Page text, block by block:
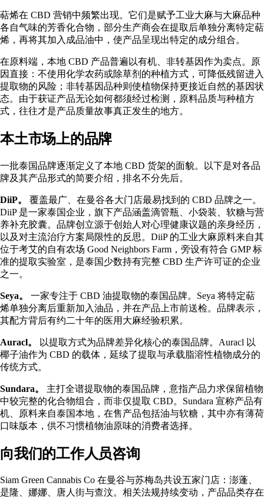
萜烯在 CBD 营销中频繁出现。它们是赋予工业大麻与大麻品种
各自气味的芳香化合物，部分生产商会在提取后单独分离特定萜
烯，再将其加入成品油中，使产品呈现出特定的成分组合。
在原料端，本地 CBD 产品普遍以有机、非转基因作为卖点。原
因直接：不使用化学农药或除草剂的种植方式，可降低残留进入
提取物的风险；非转基因品种则使植物保持更接近自然的基因状
态。由于获证产品无论如何都须经过检测，原料品质与种植方
式，往往才是产品质量故事真正发生的地方。
本土市场上的品牌
一批泰国品牌逐渐定义了本地 CBD 货架的面貌。以下是对各品
牌及其产品形式的简要介绍，排名不分先后。
DiiP。
覆盖最广、在曼谷各大门店最易找到的 CBD 品牌之一。
DiiP 是一家泰国企业，旗下产品涵盖滴管瓶、小袋装、软糖与营
养补充胶囊。品牌创立源于创始人对心理健康议题的亲身经历，
以及对主流治疗方案局限性的反思。DiiP 的工业大麻原料来自其
位于考艾的自有农场 Good Neighbors Farm，旁设有符合 GMP 标
准的提取实验室，是泰国少数持有完整 CBD 生产许可证的企业
之一。
Seya。
一家专注于 CBD 油提取物的泰国品牌。Seya 将特定萜
烯单独分离后重新加入油品，并在产品上市前送检。品牌表示，
其配方背后有约二十年的医用大麻经验积累。
Auracl。
以提取方式为品牌差异化核心的泰国品牌。Auracl 以
椰子油作为 CBD 的载体，延续了提取与承载脂溶性植物成分的
传统方式。
Sundara。
主打全谱提取物的泰国品牌，意指产品力求保留植物
中较完整的化合物组合，而非仅提取 CBD。Sundara 宣称产品有
机、原料来自泰国本地，在售产品包括油与软糖，其中亦有薄荷
口味版本，供不习惯植物油原味的消费者选择。
向我们的工作人员咨询
Siam Green Cannabis Co 在曼谷与苏梅岛共设五家门店：澎蓬、
是隆、娜娜、唐人街与查汶。相关法规持续变动，产品品类存在